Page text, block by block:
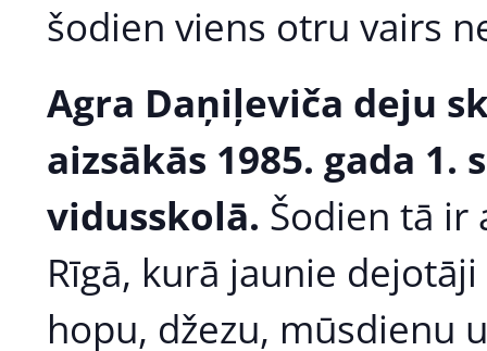
šodien viens otru vairs
Agra Daņiļeviča deju
aizsākās 1985. gada
vidusskolā. Šodien tā ir
Rīgā, kurā jaunie
hopu, džezu, mūsdienu